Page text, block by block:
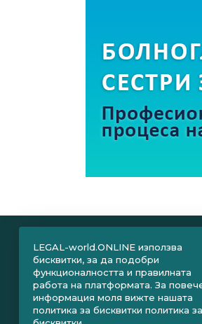
LEGAL-world.ONLINE използва
бисквитки, за да подобри
функционалността и правилната
работа на платформата. За
информация моля вижте нашата
политика за бисквитки политика за